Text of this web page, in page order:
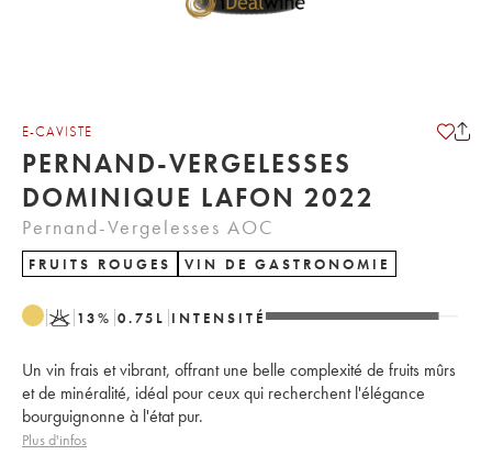
E-CAVISTE
PERNAND-VERGELESSES
DOMINIQUE LAFON 2022
Pernand-Vergelesses AOC
FRUITS ROUGES VIN DE GASTRONOMIE
K 13% 0.75 L INTENSITÉ
Un vin frais et vibrant, offrant une belle complexité de fruits mûrs
et de minéralité, idéal pour ceux qui recherchent l'élégance
bourguignonne à l'état pur.
Plus d'infos